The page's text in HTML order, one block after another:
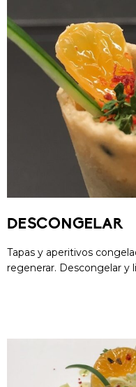
DESCONGELAR
Tapas y aperitivos
regenerar. Descongelar y